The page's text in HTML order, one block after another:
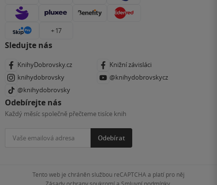
+ 17
Sledujte nás
KnihyDobrovsky.cz
Knižní závisláci
knihydobrovsky
@knihydobrovskycz
@knihydobrovsky
Odebírejte nás
Každý měsíc společně přečteme tisíce knih
Odebírat
Tento web je chráněn službou reCAPTCHA a platí pro něj
Zásady ochrany soukromí a Smluvní podmínky